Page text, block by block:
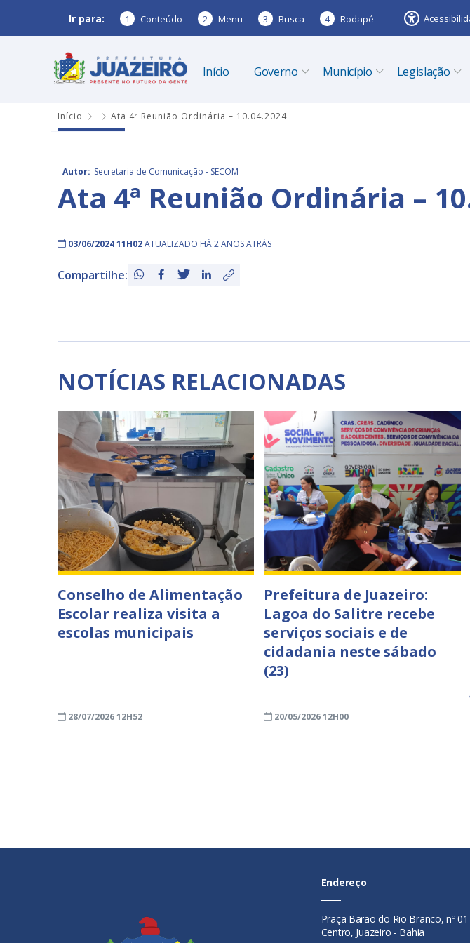
Ir para: 1 Conteúdo 2 Menu 3 Busca 4 Rodapé
Início Governo Município Legislação
Início Ata 4ª Reunião Ordinária – 10.04.2024
Autor: Secretaria de Comunicação - SECOM
Ata 4ª Reunião Ordinária –
03/06/2024 11H02ATUALIZADO HÁ 2 ANOS ATRÁS
Compartilhe:
NOTÍCIAS RELACIONADAS
Conselho de Alimentação
Escolar realiza visita a
escolas municipais
28/07/2026 12H52
Prefeitura de Juazeiro:
Lagoa do Salitre recebe
serviços sociais e de
cidadania neste sábado
(23)
20/05/2026 12H00
Endereço
Praça Barão do Rio Branco, nº 01
Centro, Juazeiro - Bahia